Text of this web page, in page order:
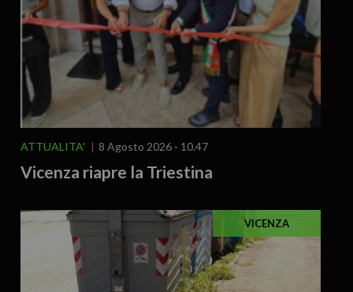
ATTUALITA' 8 Agosto 2026 - 10.47
Vicenza riapre la Triestina
VICENZA